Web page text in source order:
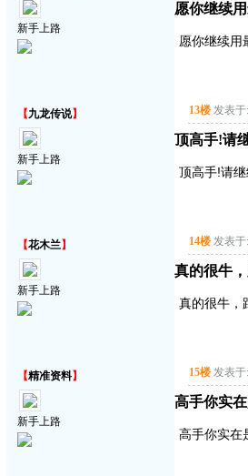
新手上路
愿你继续
愿你继续用
【九龙传说】
新手上路
13楼 发表于
顶高手!请
顶高手!请
【花木兰】
新手上路
14楼 发表于
真的很牛
真的很牛，
【精准资料】
新手上路
15楼 发表于
高手你实
高手你实在